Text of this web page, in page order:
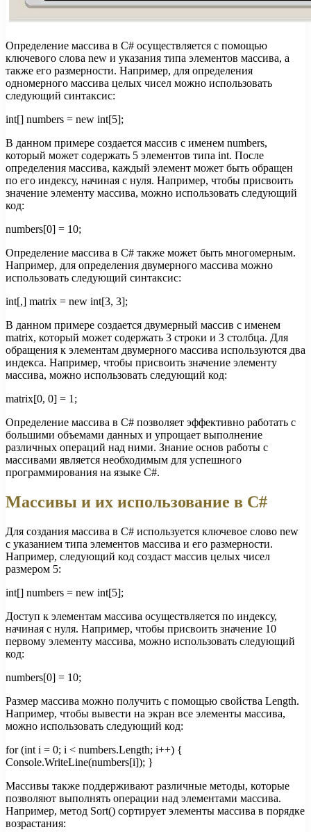
Определение массива в C# осуществляется с помощью
ключевого слова new и указания типа элементов массива, а
также его размерности. Например, для определения
одномерного массива целых чисел можно использовать
следующий синтаксис:
int[] numbers = new int[5];
В данном примере создается массив с именем numbers,
который может содержать 5 элементов типа int. После
определения массива, каждый элемент может быть обращен
по его индексу, начиная с нуля. Например, чтобы присвоить
значение элементу массива, можно использовать следующий
код:
numbers[0] = 10;
Определение массива в C# также может быть многомерным.
Например, для определения двумерного массива можно
использовать следующий синтаксис:
int[,] matrix = new int[3, 3];
В данном примере создается двумерный массив с именем
matrix, который может содержать 3 строки и 3 столбца. Для
обращения к элементам двумерного массива используются два
индекса. Например, чтобы присвоить значение элементу
массива, можно использовать следующий код:
matrix[0, 0] = 1;
Определение массива в C# позволяет эффективно работать с
большими объемами данных и упрощает выполнение
различных операций над ними. Знание основ работы с
массивами является необходимым для успешного
программирования на языке C#.
Массивы и их использование в C#
Для создания массива в C# используется ключевое слово new
с указанием типа элементов массива и его размерности.
Например, следующий код создаст массив целых чисел
размером 5:
int[] numbers = new int[5];
Доступ к элементам массива осуществляется по индексу,
начиная с нуля. Например, чтобы присвоить значение 10
первому элементу массива, можно использовать следующий
код:
numbers[0] = 10;
Размер массива можно получить с помощью свойства Length.
Например, чтобы вывести на экран все элементы массива,
можно использовать следующий код:
for (int i = 0; i < numbers.Length; i++) {
Console.WriteLine(numbers[i]); }
Массивы также поддерживают различные методы, которые
позволяют выполнять операции над элементами массива.
Например, метод Sort() сортирует элементы массива в порядке
возрастания: